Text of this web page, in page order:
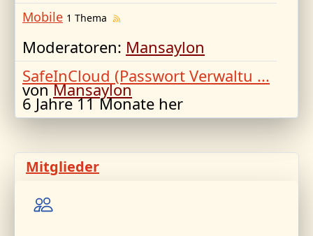
Mobile 1 Thema
Moderatoren: Mansaylon
SafeInCloud (Passwort Verwaltu ...
vonMansaylon
6 Jahre 11 Monate her
Mitglieder